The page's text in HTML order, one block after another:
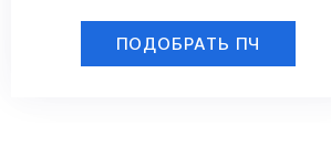
ПОДОБРАТЬ ПЧ